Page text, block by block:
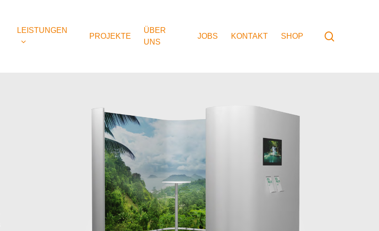
LEISTUNGEN
Arbeitskleidung
Vereinskleidung
Abschluss
Umsetzung
PROJEKTE
ÜBER
UNS
JOBS KONTAKT SHOP